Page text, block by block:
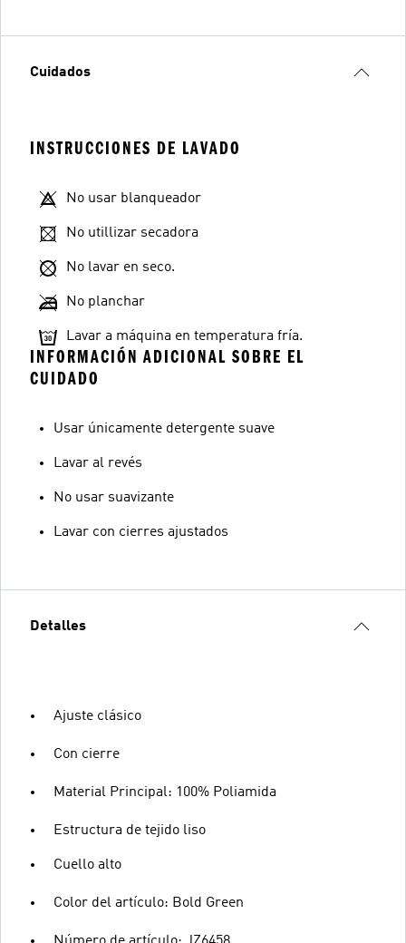
Cuidados
INSTRUCCIONES DE LAVADO
No usar blanqueador
No utillizar secadora
No lavar en seco.
No planchar
Lavar a máquina en temperatura fría.
INFORMACIÓN ADICIONAL SOBRE EL
CUIDADO
Usar únicamente detergente suave
Lavar al revés
No usar suavizante
Lavar con cierres ajustados
Detalles
Ajuste clásico
Con cierre
Material Principal: 100% Poliamida
Estructura de tejido liso
Cuello alto
Color del artículo: Bold Green